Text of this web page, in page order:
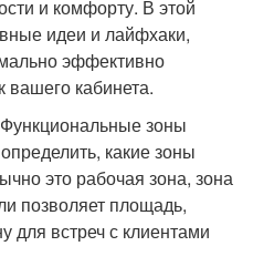
и комфорту. В этой
идеи и лайфхаки,
эффективно
вашего кабинета.
зоны
какие зоны
это рабочая зона, зона
позволяет площадь,
для встреч с клиентами